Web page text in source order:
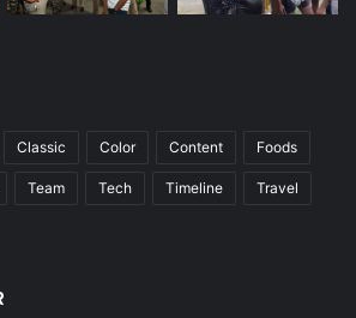
Classic Color Content Foods
Team Tech Timeline Travel